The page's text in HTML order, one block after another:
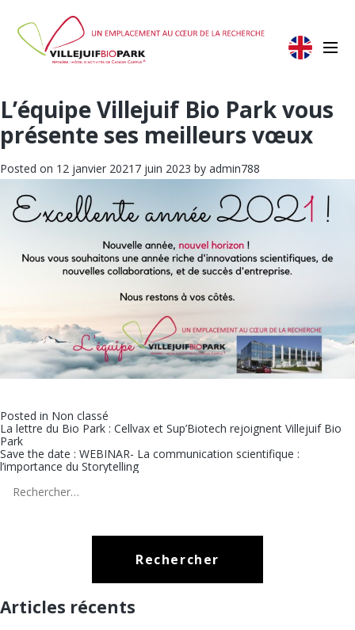
L’équipe Villejuif Bio Park vous
présente ses meilleurs vœux
Posted on 12 janvier 2021 7 juin 2023 by admin788
Posted in Non classé
Navigation
de
l’article
La lettre du Bio Park : Cellvax et Sup’Biotech rejoignent Villejuif Bio
Park
Save the date : WEBINAR- La communication scientifique :
l’importance du Storytelling
Rechercher :
Articles récents